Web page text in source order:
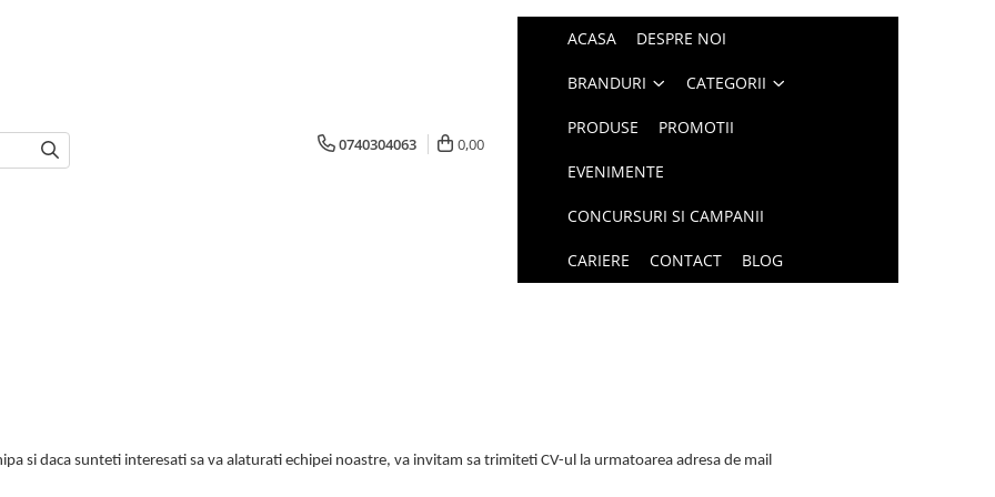
0740304063 0,00
ACASA DESPRE NOI
BRANDURI CATEGORII
PRODUSE PROMOTII
EVENIMENTE
CONCURSURI SI CAMPANII
CARIERE CONTACT BLOG
si daca sunteti interesati sa va alaturati echipei noastre, va invitam sa trimiteti CV-ul la urmatoarea adresa de mail